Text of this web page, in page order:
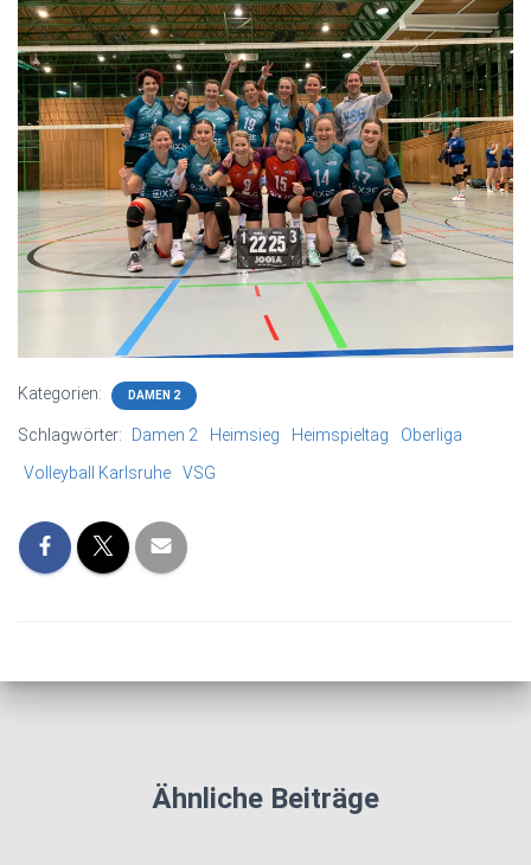
Kategorien: DAMEN 2
Schlagwörter: Damen 2 Heimsieg Heimspieltag
Oberliga
Volleyball Karlsruhe
VSG
Ähnliche Beiträge